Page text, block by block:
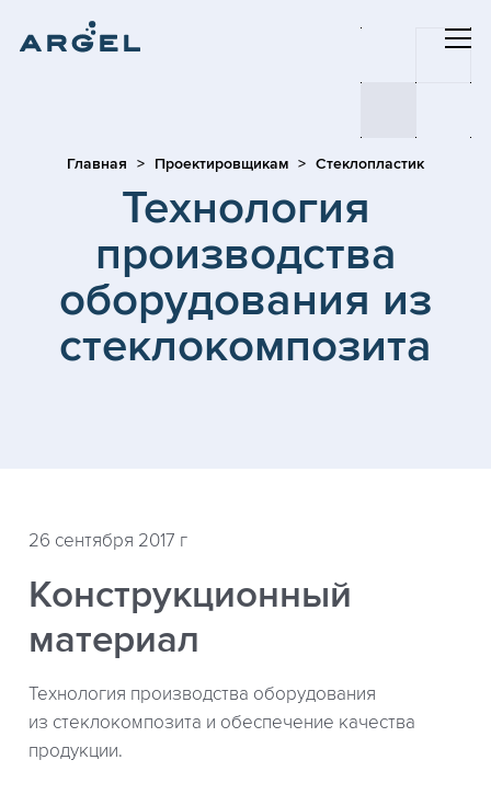
Главная Проектировщикам Стеклопластик
Технология
производства
оборудования из
стеклокомпозита
26 сентября 2017 г
Конструкционный
материал
Технология производства оборудования
из стеклокомпозита и обеспечение качества
продукции.